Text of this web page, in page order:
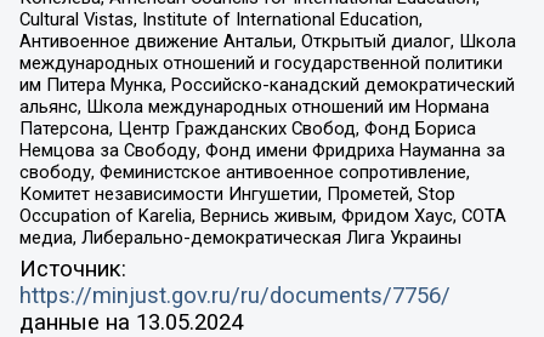
Cultural Vistas, Institute of International Education,
Антивоенное движение Антальи, Открытый диалог, Школа
международных отношений и государственной политики
им Питера Мунка, Российско-канадский демократический
альянс, Школа международных отношений им Нормана
Патерсона, Центр Гражданских Свобод, Фонд Бориса
Немцова за Свободу, Фонд имени Фридриха Науманна за
свободу, Феминистское антивоенное сопротивление,
Комитет независимости Ингушетии, Прометей, Stop
Occupation of Karelia, Вернись живым, Фридом Хаус, СОТА
медиа, Либерально-демократическая Лига Украины
Источник:
https://minjust.gov.ru/ru/documents/7756/
данные на 13.05.2024